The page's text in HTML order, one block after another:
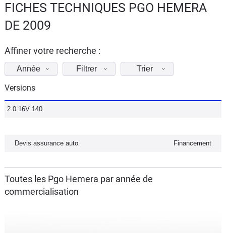
Essais
d'achat
Electriques
Utilitaires
Auto
Services
Forum
FICHES TECHNIQUES PGO HEMERA
DE 2009
Affiner votre recherche :
Année Filtrer Trier
Versions
2.0 16V 140
Devis assurance auto Financement
Toutes les Pgo Hemera par année de
commercialisation